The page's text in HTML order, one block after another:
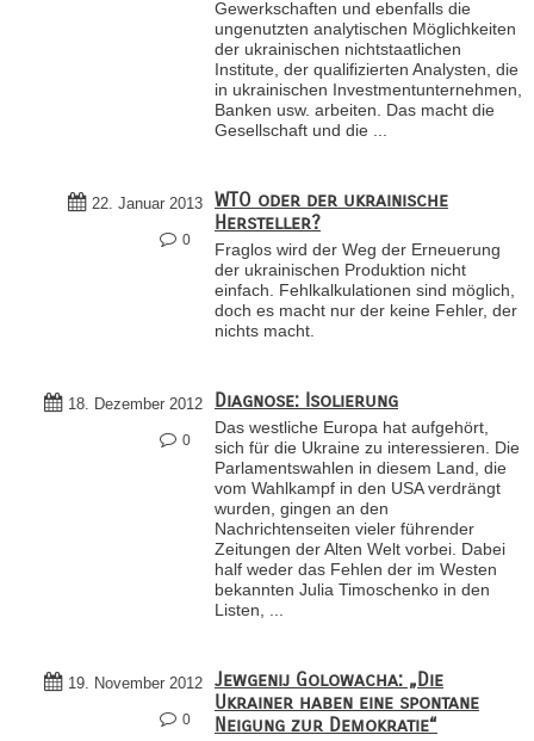
Gewerkschaften und ebenfalls die
ungenutzten analytischen Möglichkeiten
der ukrainischen nichtstaatlichen
Institute, der qualifizierten Analysten, die
in ukrainischen Investmentunternehmen,
Banken usw. arbeiten. Das macht die
Gesellschaft und die ...
22. Januar 2013
0
WTO oder der ukrainische
Hersteller?
Fraglos wird der Weg der Erneuerung
der ukrainischen Produktion nicht
einfach. Fehlkalkulationen sind möglich,
doch es macht nur der keine Fehler, der
nichts macht.
18. Dezember 2012
0
Diagnose: Isolierung
Das westliche Europa hat aufgehört,
sich für die Ukraine zu interessieren. Die
Parlamentswahlen in diesem Land, die
vom Wahlkampf in den USA verdrängt
wurden, gingen an den
Nachrichtenseiten vieler führender
Zeitungen der Alten Welt vorbei. Dabei
half weder das Fehlen der im Westen
bekannten Julia Timoschenko in den
Listen, ...
19. November 2012
0
Jewgenij Golowacha: „Die
Ukrainer haben eine spontane
Neigung zur Demokratie“